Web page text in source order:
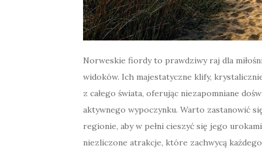
Norweskie fiordy to prawdziwy raj dla
widoków. Ich majestatyczne klify,
z całego świata, oferując niezapomniane
aktywnego wypoczynku. Warto zastanowić
regionie, aby w pełni cieszyć się jego
niezliczone atrakcje, które zachwycą